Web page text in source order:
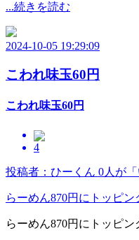
...続きを読む
2024-10-05 19:29:09
こわれ味玉60円
こわれ味玉60円
4
投稿者：ひーくん 0人が
らーめん870円にトッピ
らーめん870円にトッピン